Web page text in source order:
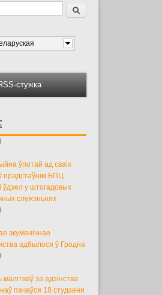
пошуку
Пошук
стужка
ўпотай ад сваіх
прадстаўнікі БПЦ
ўдзел у штогадовых
служэньнях
экуменічнае
адбылося ў Гродна
за адзінства
пачаўся 18 студзеня